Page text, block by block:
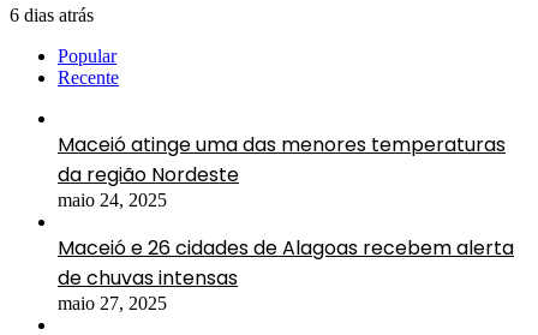
6 dias atrás
Popular
Recente
Maceió atinge uma das menores temperaturas
da região Nordeste
maio 24, 2025
Maceió e 26 cidades de Alagoas recebem alerta
de chuvas intensas
maio 27, 2025